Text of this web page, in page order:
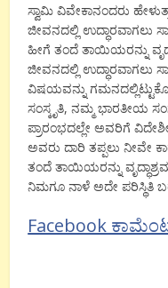
ಸ್ವಾಮಿ ವಿವೇಕಾನಂದರು
ಜೀವನದಲ್ಲಿ ಉದ್ಧಾರವಾಗಲು
ಹೀಗೆ ತಂದೆ ತಾಯಿಯರನ್ನು
ಜೀವನದಲ್ಲಿ ಉದ್ಧಾರವಾಗಲು
ವಿಷಯವನ್ನು
ಸಂಸ್ಕೃತಿ, ನಮ್ಮ ಭಾರತೀಯ
ಪ್ರಾರಂಭದಲ್ಲೇ ಅವರಿಗೆ
ಅವರು ದಾರಿ ತಪ್ಪಲು ನೀವೇ
ತಂದೆ ತಾಯಿಯರನ್ನು
ನಿಮಗೂ ನಾಳೆ ಅದೇ ಪರಿಸ್ಥಿತಿ
Facebook